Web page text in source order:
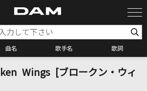
曲名 歌手名 歌詞
カラオケ検索
Wings [ブロークン・ウィ